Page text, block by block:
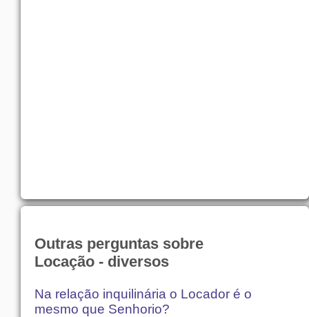
Outras perguntas sobre
Locação - diversos
Na relação inquilinária o Locador é o
mesmo que Senhorio?